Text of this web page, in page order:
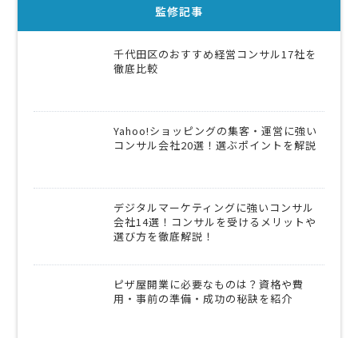
監修記事
千代田区のおすすめ経営コンサル17社を
徹底比較
Yahoo!ショッピングの集客・運営に強い
コンサル会社20選！選ぶポイントを解説
デジタルマーケティングに強いコンサル
会社14選！コンサルを受けるメリットや
選び方を徹底解説！
ピザ屋開業に必要なものは？資格や費
用・事前の準備・成功の秘訣を紹介